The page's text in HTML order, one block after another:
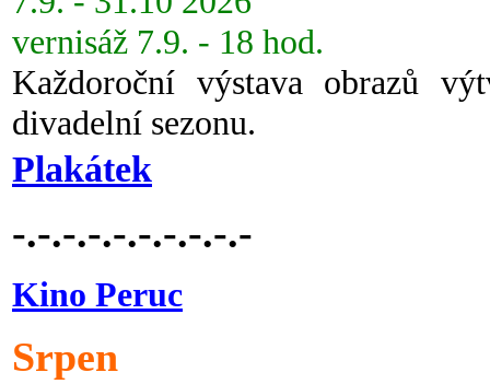
vernisáž 7.9. - 18 hod.
Každoroční výstava obrazů
divadelní sezonu.
Plakátek
-.-.-.-.-.-.-.-.-.-
Kino Peruc
Srpen